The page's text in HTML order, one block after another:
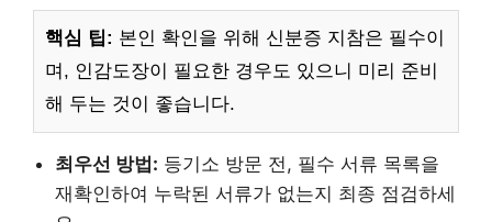
핵심 팁: 본인 확인을 위해 신분증 지참은 필수이
며, 인감도장이 필요한 경우도 있으니 미리 준비
해 두는 것이 좋습니다.
최우선 방법: 등기소 방문 전, 필수 서류 목록을
재확인하여 누락된 서류가 없는지 최종 점검하세